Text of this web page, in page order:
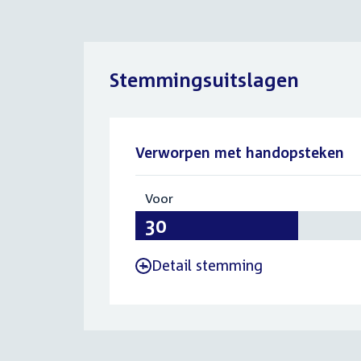
Stemmingsuitslagen
Verworpen met handopsteken
Voor
- Detail stemming